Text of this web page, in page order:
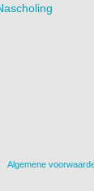
Algemene